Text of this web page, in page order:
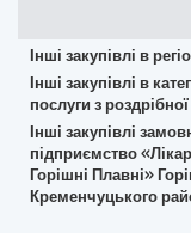
Інші закупівлі в
Інші закупівлі в
послуги з роздрібної
Інші закупівлі
підприємство
Горішні Плавні»
Кременчуцького